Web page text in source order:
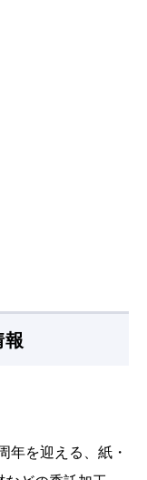
報
年を迎える、紙・